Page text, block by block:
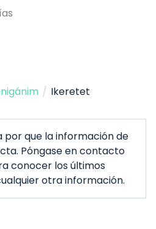
/ Ikeretet
por que la información de
Póngase en contacto
conocer los últimos
otra información.